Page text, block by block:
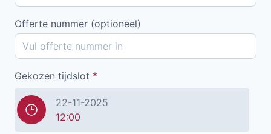
Offerte nummer (optioneel)
Gekozen tijdslot *
22-11-2025
12:00